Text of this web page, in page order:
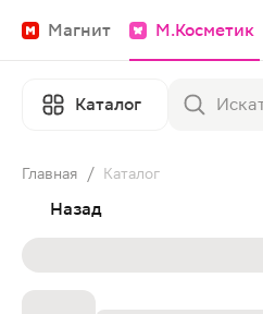
Магнит М.Косметик
Каталог
Главная / Каталог
Назад